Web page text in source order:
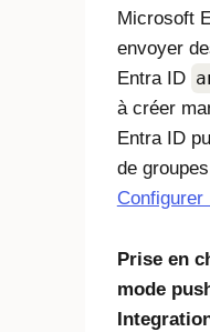
Microsoft
envoyer
Entra ID
à créer
Entra ID
de
Configurer
Prise en
mode